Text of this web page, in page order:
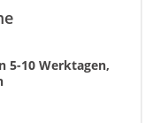
5-10 Werktagen,